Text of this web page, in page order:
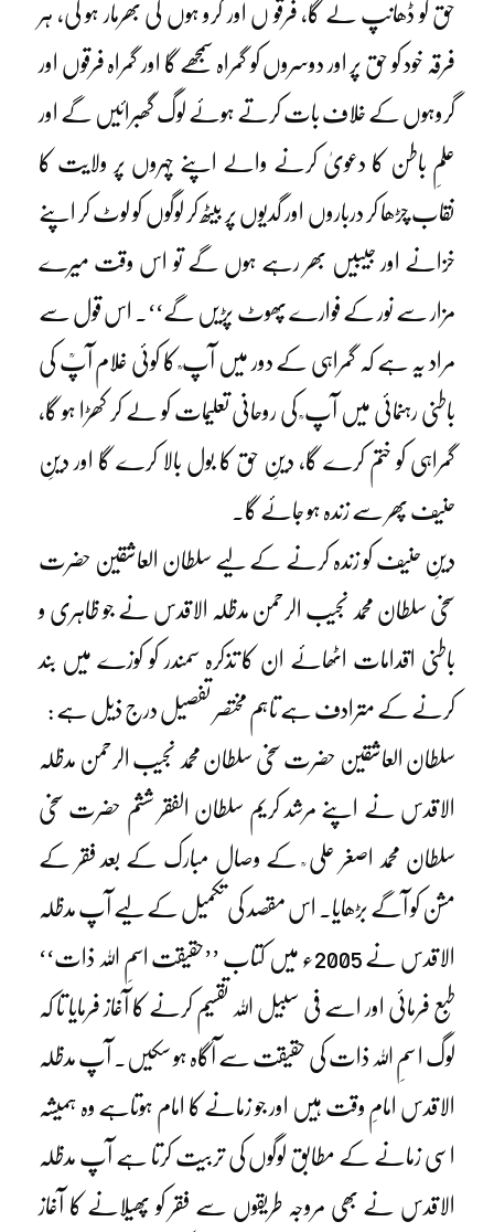
حق کو ڈھانپ لے گا، فرقو ں اور گرو ہوں کی بھرمار ہو گی، ہر
فرقہ خود کو حق پر اور دوسروں کو گمراہ سمجھے گا اور گمراہ فرقوں اور
گروہوں کے خلاف بات کرتے ہوئے لوگ گھبرائیں گے اور
علمِ باطن کا دعویٰ کرنے والے اپنے چہروں پر ولایت کا
نقاب چڑھا کر درباروں اور گدیوں پر بیٹھ کر لوگوں کو لوٹ کر اپنے
خزانے اور جیبیں بھر رہے ہوں گے تو اس وقت میرے
مزار سے نور کے فوارے پھوٹ پڑیں گے‘‘۔ اس قول سے
مراد یہ ہے کہ گمراہی کے دور میں آپ ؒ کا کوئی غلام آپؒ کی
باطنی رہنمائی میں آپ ؒ کی روحانی تعلیمات کو لے کر کھڑا ہو گا،
گمراہی کو ختم کرے گا، دینِ حق کا بول بالا کرے گا اور دینِ
حنیف پھر سے زندہ ہو جائے گا۔
دینِ حنیف کو زندہ کرنے کے لیے سلطان العاشقین حضرت
سخی سلطان محمد نجیب الرحمن مدظلہ الاقدس نے جو ظاہری و
باطنی اقدامات اٹھائے ان کا تذکرہ سمندر کو کوزے میں بند
کرنے کے مترادف ہے تاہم مختصر تفصیل درج ذیل ہے :
سلطان العاشقین حضرت سخی سلطان محمد نجیب الرحمن مدظلہ
الاقدس نے اپنے مرشد کریم سلطان الفقر ششم حضرت سخی
سلطان محمد اصغر علی ؒ کے وصال مبارک کے بعد فقر کے
مشن کو آگے بڑھایا۔ اس مقصد کی تکمیل کے لیے آپ مدظلہ
الاقدس نے 2005ء میں کتاب ’’حقیقت اسمِ اللہ ذات‘‘
طبع فرمائی اور اسے فی سبیل اللہ تقسیم کرنے کا آغاز فرمایا تا کہ
لوگ ا سمِ اللہ ذات کی حقیقت سے آگاہ ہو سکیں۔ آپ مدظلہ
الاقدس امامِ وقت ہیں اور جو زمانے کا امام ہوتاہے وہ ہمیشہ
اسی زمانے کے مطابق لوگوں کی تربیت کرتا ہے آپ مدظلہ
الاقدس نے بھی مروجہ طریقوں سے فقر کو پھیلانے کا آغاز